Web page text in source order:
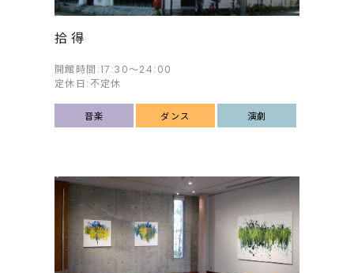
拾得
開館時間:17:30～24:00
定休日:不定休
音楽 ダンス 演劇